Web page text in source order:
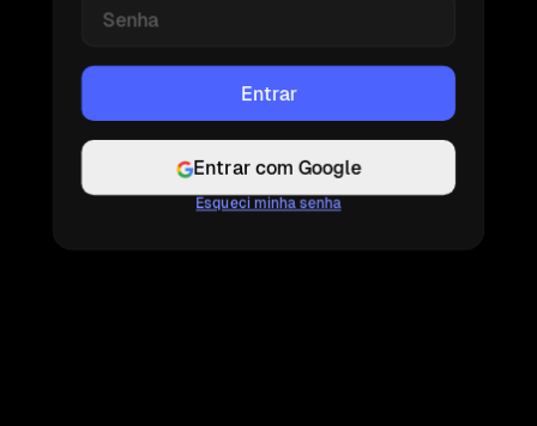
Entrar com Google
Esqueci minha senha